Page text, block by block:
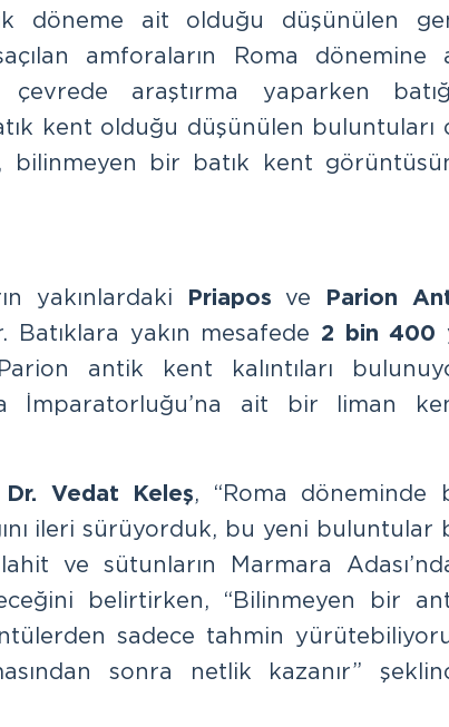
döneme ait olduğu düşünülen
amforaların Roma dönemine
araştırma yaparken
kent olduğu düşünülen buluntuları
bilinmeyen bir batık kent
yakınlardaki Priapos ve Parion
yakın mesafede 2 bin 400
antik kent kalıntıları
İmparatorluğu’na ait bir liman
Vedat Keleş, “Roma döneminde
ileri sürüyorduk, bu yeni buluntular
ve sütunların Marmara
belirtirken, “Bilinmeyen bir
sadece tahmin
sonra netlik kazanır”